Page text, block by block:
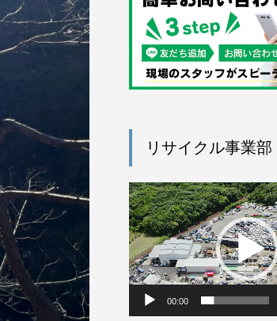
リサイクル事業部
動
画
プ
レ
ー
ヤ
00:00